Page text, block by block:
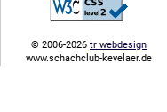
© 2006-2026 tr webdesign
www.schachclub-kevelaer.de